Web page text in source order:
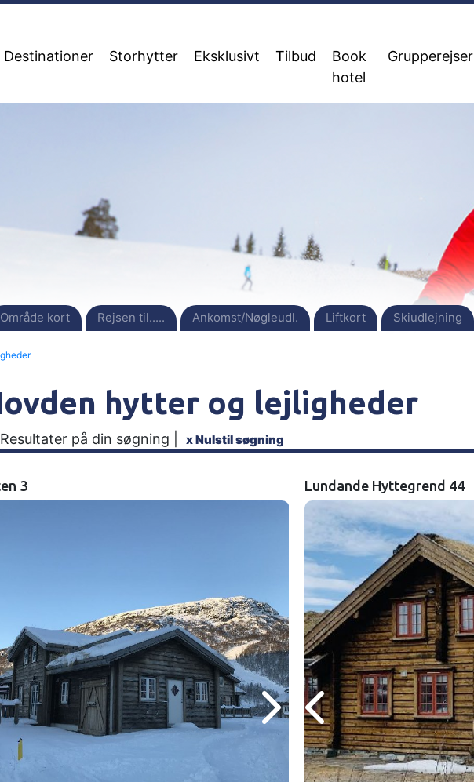
Destinationer Storhytter Eksklusivt Tilbud
Book
hotel
Grupperejser
Område kort Rejsen til..... Ankomst/Nøgleudl. Liftkort Skiudlejning
hytter og lejligheder
på din søgning | xNulstil søgning
3 Lundande Hyttegrend 44